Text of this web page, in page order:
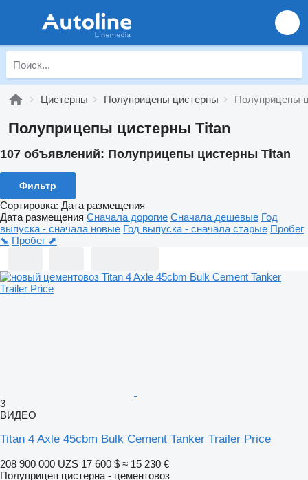
Цистерны Полуприцепы цистерны Полуприцепы
Полуприцепы цистерны Titan
107 объявлений: Полуприцепы цистерны Titan
Фильтр
Сортировка: Дата размещения
Дата размещения Сначала дорогие Сначала дешевые Год
выпуска - сначала новые Год выпуска - сначала старые Пробег
⬊ Пробег ⬈
3
ВИДЕО
Titan 4 Axle 45cbm Bulk Cement Tanker Trailer Price
208 900 000 UZS 17 600 $ ≈ 15 230 €
Полуприцеп цистерна - цементовоз